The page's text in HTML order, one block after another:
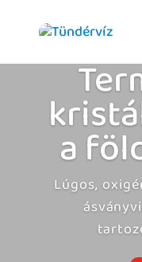
a
Lúgos,